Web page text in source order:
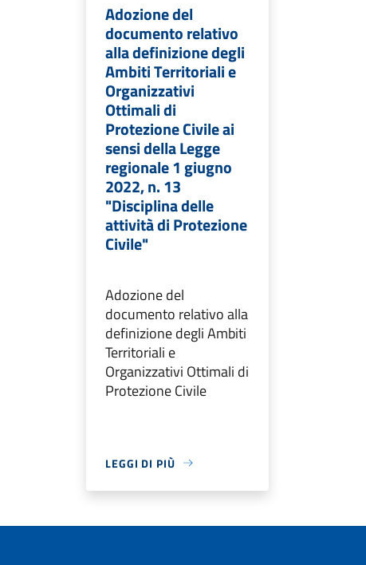
Adozione del
documento relativo
alla definizione degli
Ambiti Territoriali e
Organizzativi
Ottimali di
Protezione Civile ai
sensi della Legge
regionale 1 giugno
2022, n. 13
"Disciplina delle
attività di Protezione
Civile"
Adozione del
documento relativo alla
definizione degli Ambiti
Territoriali e
Organizzativi Ottimali di
Protezione Civile
LEGGI DI PIÙ